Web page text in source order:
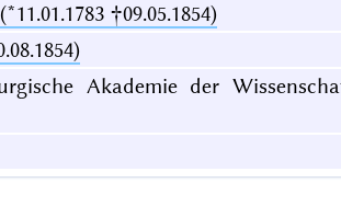
†09.05.1854)
Akademie der